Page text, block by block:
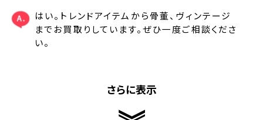
はい。トレンドアイテムから骨董、ヴィンテージ
までお買取りしています。ぜひ一度ご相談くださ
い。
さらに表示